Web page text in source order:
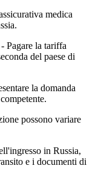
medica
- Pagare la tariffa
del paese di
la domanda
possono variare
in Russia,
e i documenti di